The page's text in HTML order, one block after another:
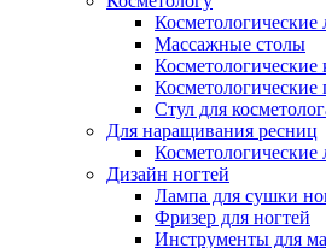
Массажные столы
Косметологические
Стул для
Для наращивания ресниц
Дизайн ногтей
Лампа для сушки
Фризер для ногтей
Инструменты для